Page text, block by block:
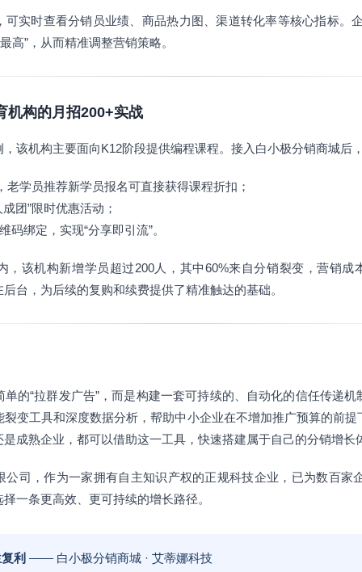
可实时查看分销员业绩、商品热力图、渠道转化率等核心指标。
高”，从而精准调整营销策略。
机构的月招200+实战
该机构主要面向K12阶段提供编程课程。接入白小极分销商城后
老学员推荐新学员报名可直接获得课程折扣；
团”限时优惠活动；
码绑定，实现“分享即引流”。
，该机构新增学员超过200人，其中60%来自分销裂变，营销成
台，为后续的复购和续费提供了精准触达的基础。
的“拉群发广告”，而是构建一套可持续的、自动化的信任传递
变工具和深度数据分析，帮助中小企业在不增加推广预算的前
成熟企业，都可以借助这一工具，快速搭建属于自己的分销增长
公司，作为一家拥有自主知识产权的正规科技企业，已为数百家
一条更高效、更可持续的增长路径。
利 —— 白小极分销商城 · 艾蒂娜科技